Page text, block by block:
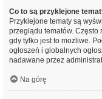
Co to są przyklejone
Przyklejone tematy są
przeglądu tematów. Często
gdy tylko jest to możliwe.
ogłoszeń i globalnych
nadawane przez
Na górę